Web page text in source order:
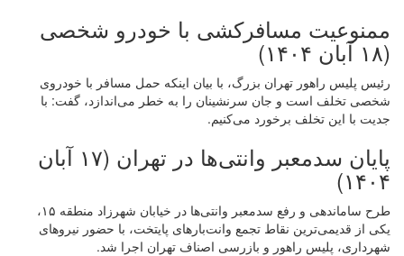
ممنوعیت مسافرکشی با خودرو شخصی
رئیس پلیس راهور تهران بزرگ، با بیان اینکه حمل مسافر با خودروی
شخصی تخلف است و جان سرنشینان را به خطر می‌اندازد، گفت: با
جدیت با این تخلف برخورد می‌کنیم.
پایان سدمعبر وانتی‌ها در تهران (۱۷ آبان
۱۴۰۴)
طرح ساماندهی و رفع سدمعبر وانتی‌ها در خیابان شهرزاد منطقه ۱۵،
یکی از قدیمی‌ترین نقاط تجمع وانت‌بارهای پایتخت، با حضور نیروهای
شهرداری، پلیس راهور و بازرسی اصناف تهران اجرا شد.